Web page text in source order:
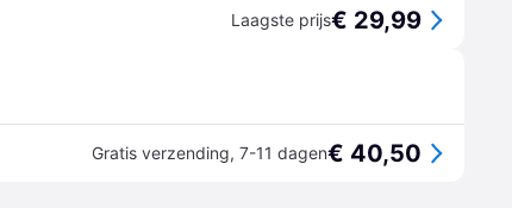
Laagste prijs€ 29,99
Gratis verzending, 7-11 dagen€ 40,50